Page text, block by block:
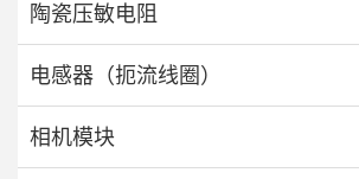
陶瓷压敏电阻
电感器（扼流线圈）
相机模块